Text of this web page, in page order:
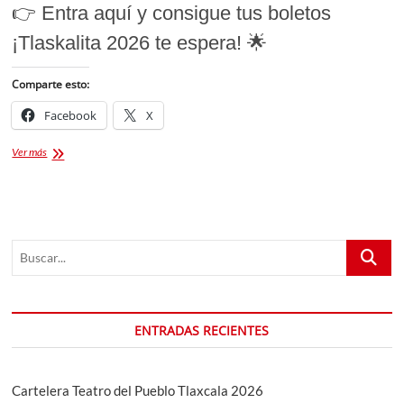
👉 Entra aquí y consigue tus boletos
¡Tlaskalita 2026 te espera! 🌟
Comparte esto:
Facebook X
Ver másTicket
Buscar...
ENTRADAS RECIENTES
Cartelera Teatro del Pueblo Tlaxcala 2026